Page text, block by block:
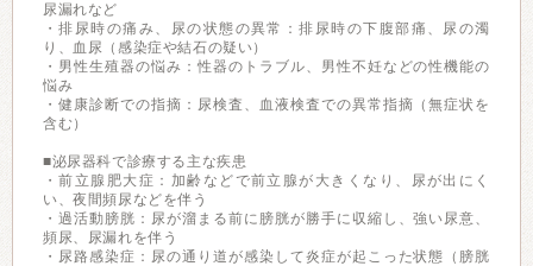
尿漏れなど
・排尿時の痛み、尿の状態の異常：排尿時の下腹部痛、尿の濁
り、血尿（感染症や結石の疑い）
・男性生殖器の悩み：性器のトラブル、男性不妊などの性機能の
悩み
・健康診断での指摘：尿検査、血液検査での異常指摘（無症状を
含む）
■泌尿器科で診療する主な疾患
・前立腺肥大症：加齢などで前立腺が大きくなり、尿が出にく
い、夜間頻尿などを伴う
・過活動膀胱：尿が溜まる前に膀胱が勝手に収縮し、強い尿意、
頻尿、尿漏れを伴う
・尿路感染症：尿の通り道が感染して炎症が起こった状態（膀胱